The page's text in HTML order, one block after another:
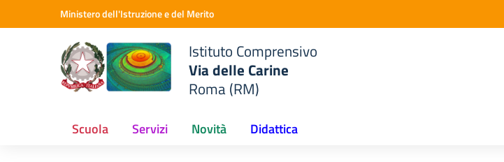
Vai ai contenuti
Vai al menu di navigazioneMinistero dell'Istruzione e del Merito
Istituto Comprensivo
Via delle Carine
Roma (RM)
Scuola Servizi Novità Didattica